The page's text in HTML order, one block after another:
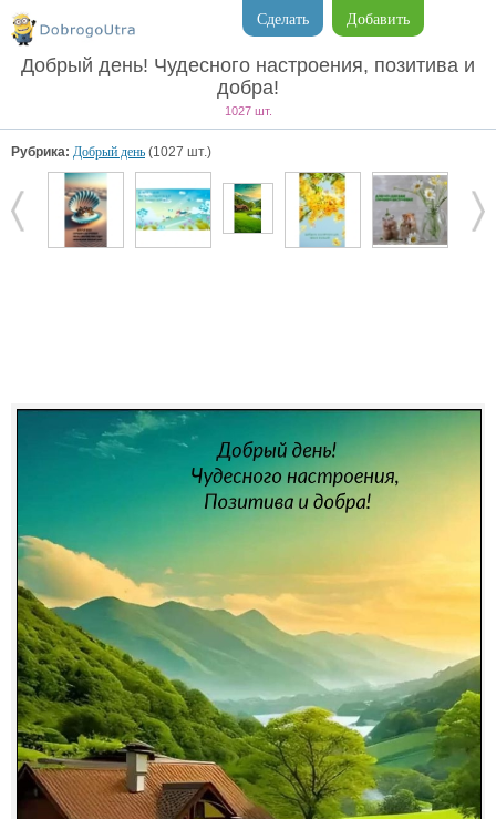
Добавить
Сделать
Добрый день! Чудесного настроения, позитива и
добра!
1027 шт.
Рубрика: Добрый день (1027 шт.)